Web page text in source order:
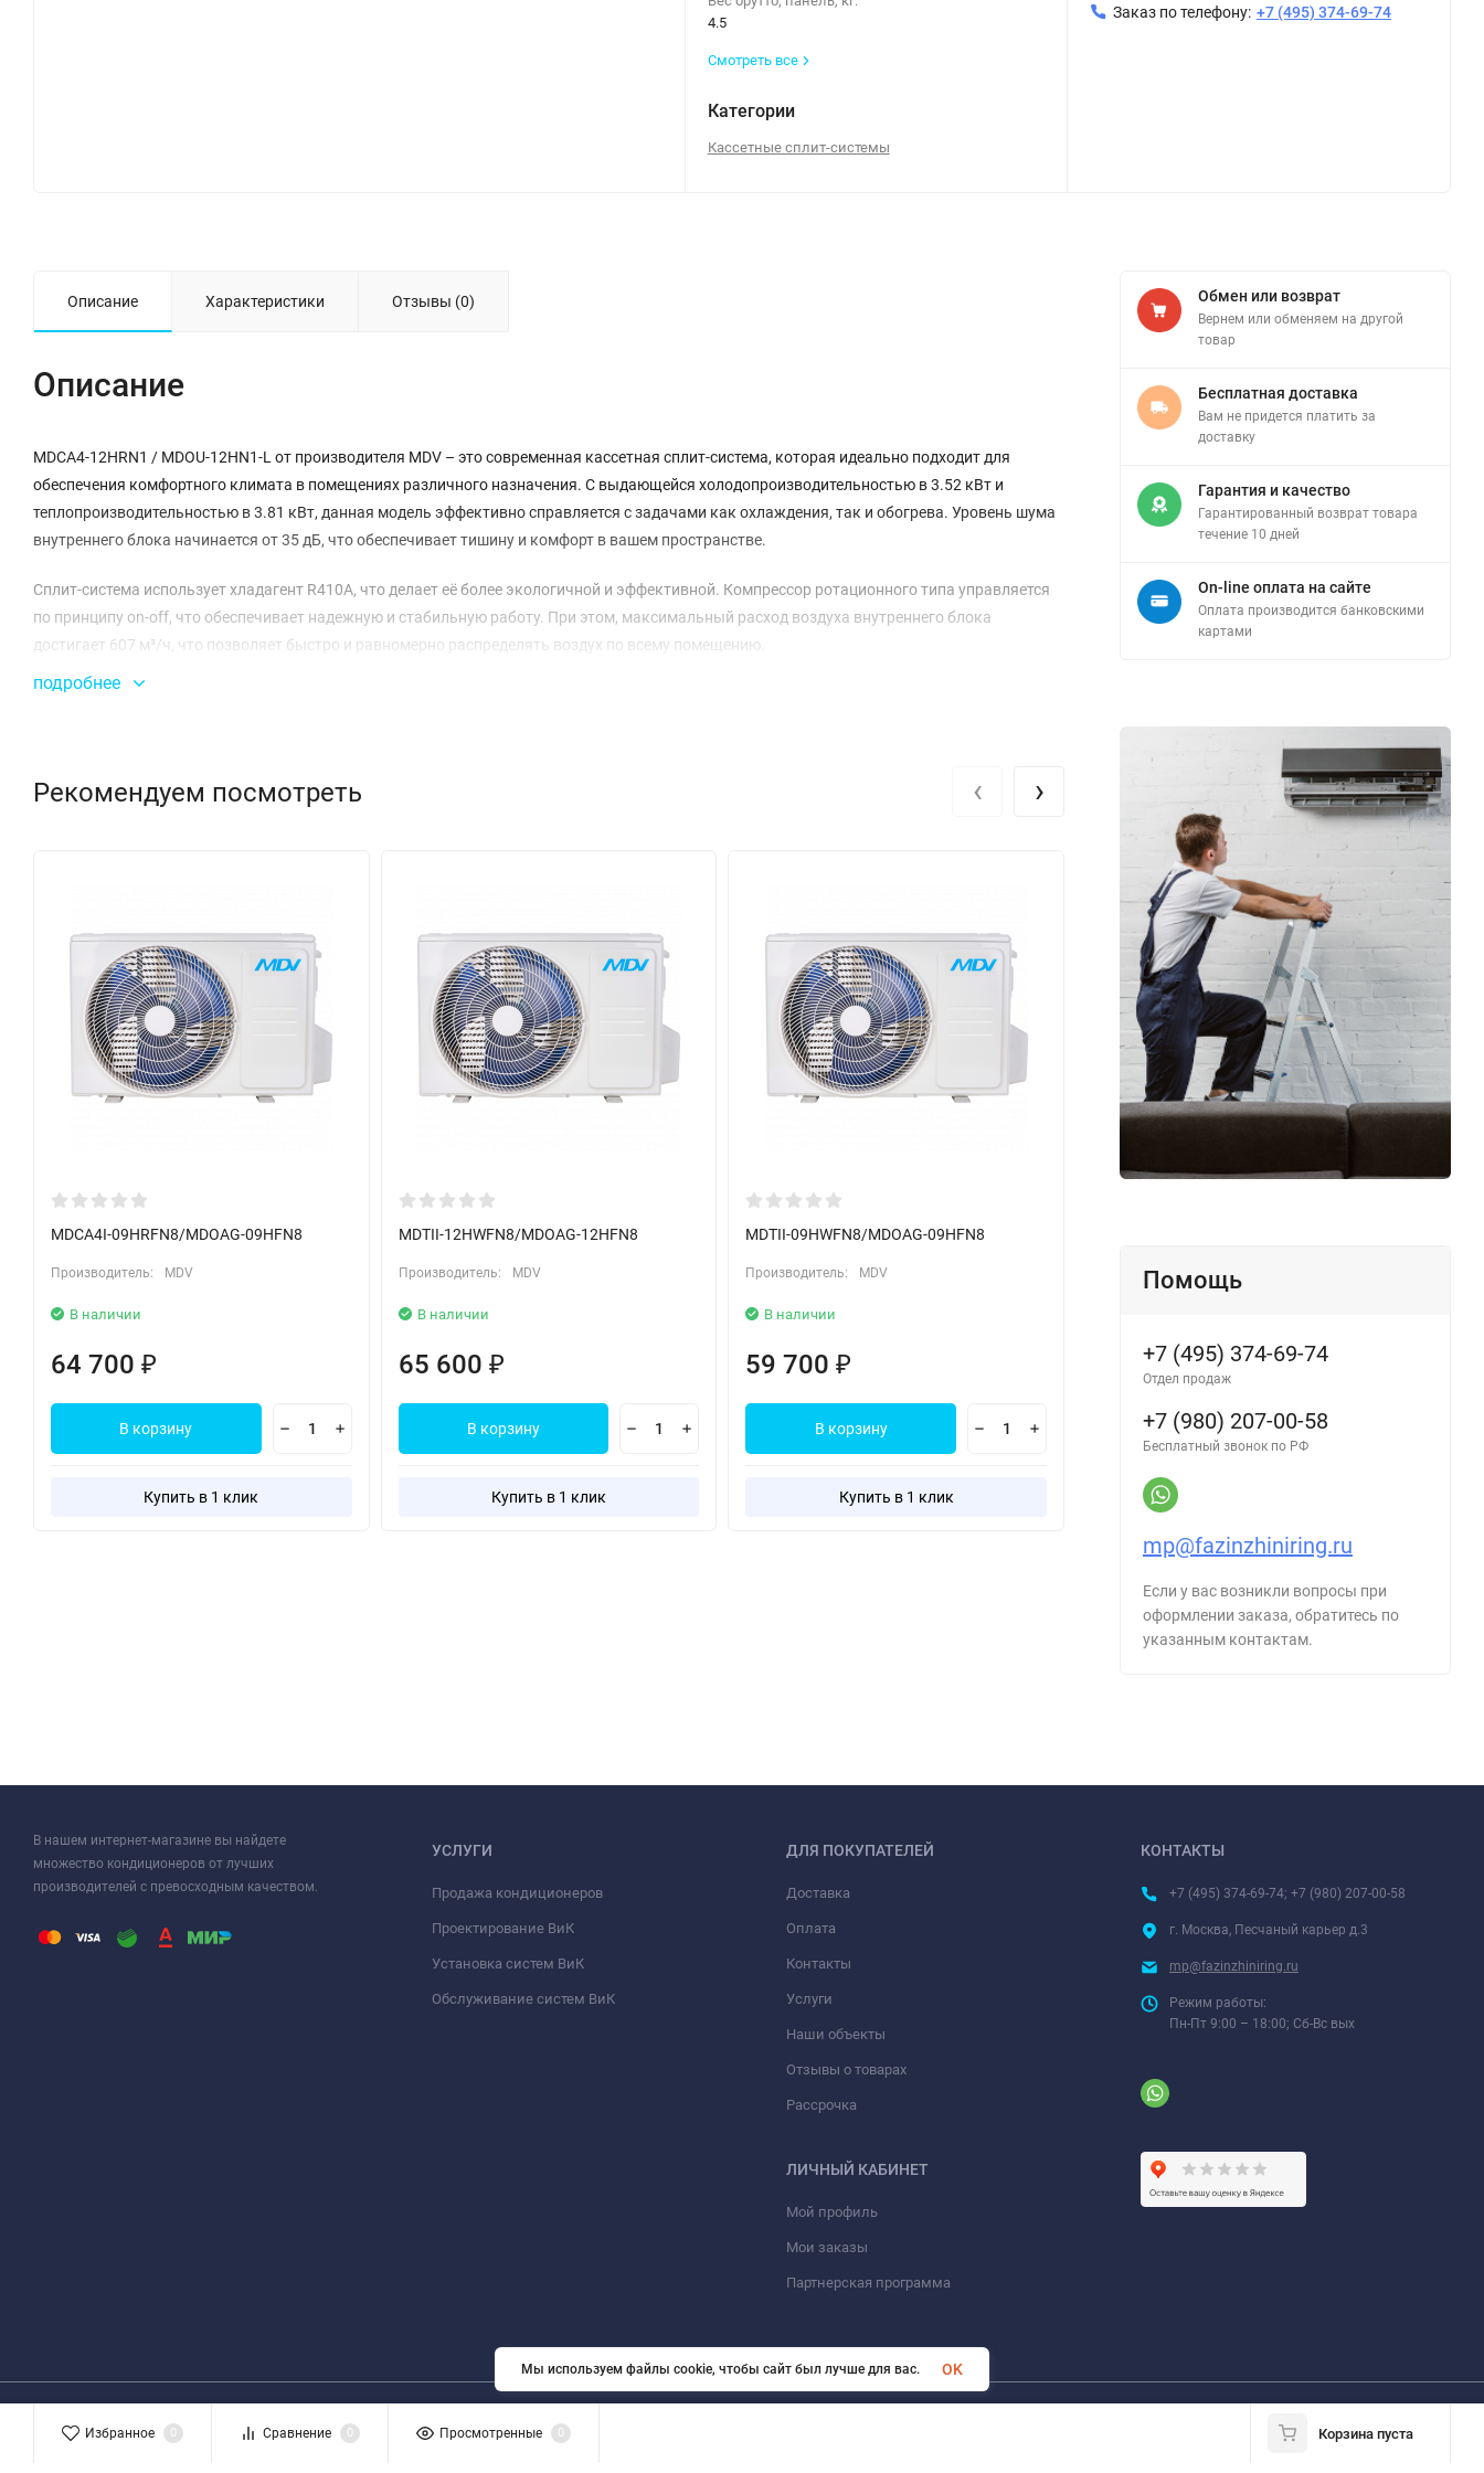
4.5
Смотреть все
Категории
Кассетные сплит-системы
Заказ по телефону: +7 (495) 374-69-74
Описание Характеристики Отзывы (0)
Описание
MDCA4-12HRN1 / MDOU-12HN1-L от производителя MDV – это современная кассетная сплит-система, которая идеально подходит для
обеспечения комфортного климата в помещениях различного назначения. С выдающейся холодопроизводительностью в 3.52 кВт и
теплопроизводительностью в 3.81 кВт, данная модель эффективно справляется с задачами как охлаждения, так и обогрева. Уровень шума
внутреннего блока начинается от 35 дБ, что обеспечивает тишину и комфорт в вашем пространстве.
Сплит-система использует хладагент R410A, что делает её более экологичной и эффективной. Компрессор ротационного типа управляется
по принципу on-off, что обеспечивает надежную и стабильную работу. При этом, максимальный расход воздуха внутреннего блока
достигает 607 м³/ч, что позволяет быстро и равномерно распределять воздух по всему помещению.
Размеры внутреннего блока составляют 570 х 570 х 260 мм, а наружного – 770 х 300 х 555 мм. Это делает установку системы достаточно
С MDCA4-12HRN1 / MDOU-12HN1-L вы получите надежное и эффективное решение для создания комфортного микроклимата в вашем доме
или офисе, не жертвуя производительностью и экономией энергии.
подробнее
Рекомендуем посмотреть
MDCA4I-09HRFN8/MDOAG-09HFN8
Производитель: MDV
В наличии
64 700 ₽
В корзину
Купить в 1 клик
MDTII-12HWFN8/MDOAG-12HFN8
Производитель: MDV
В наличии
65 600 ₽
В корзину
Купить в 1 клик
MDTII-09HWFN8/MDOAG-09HFN8
Производитель: MDV
В наличии
59 700₽
В корзину
Купить в 1 клик
Производитель: MDV
56 100₽
В корзину
‹ ›
Обмен или возврат
Вернем или обменяем на другой
товар
Бесплатная доставка
Вам не придется платить за
доставку
Гарантия и качество
Гарантированный возврат товара
течение 10 дней
On-line оплата на сайте
Оплата производится банковскими
картами
Помощь
+7 (495) 374-69-74
Отдел продаж
+7 (980) 207-00-58
Бесплатный звонок по РФ
mp@fazinzhiniring.ru
Если у вас возникли вопросы при
оформлении заказа, обратитесь по
указанным контактам.
В нашем интернет-магазине вы найдете
множество кондиционеров от лучших
производителей с превосходным качеством.
УСЛУГИ
Продажа кондиционеров
Проектирование ВиК
Установка систем ВиК
Обслуживание систем ВиК
ДЛЯ ПОКУПАТЕЛЕЙ
Доставка
Оплата
Контакты
Услуги
Наши объекты
Отзывы о товарах
Рассрочка
ЛИЧНЫЙ КАБИНЕТ
Мой профиль
Мои заказы
Партнерская программа
КОНТАКТЫ
+7 (495) 374-69-74; +7 (980) 207-00-58
г. Москва, Песчаный карьер д.3
mp@fazinzhiniring.ru
Режим работы:
Пн-Пт 9:00 – 18:00; Сб-Вс вых
© 2026 ООО «ФАЗИНЖИНИРИНГ». Все права защищены
Избранное 0 Сравнение 0 Просмотренные 0 Корзина пуста
Мы используем файлы cookie, чтобы сайт был лучше для вас. OK